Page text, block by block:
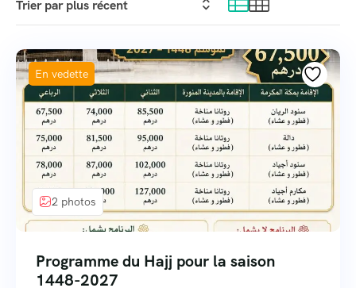
En vedette
2 photos
Programme du Hajj pour la saison
1448-2027